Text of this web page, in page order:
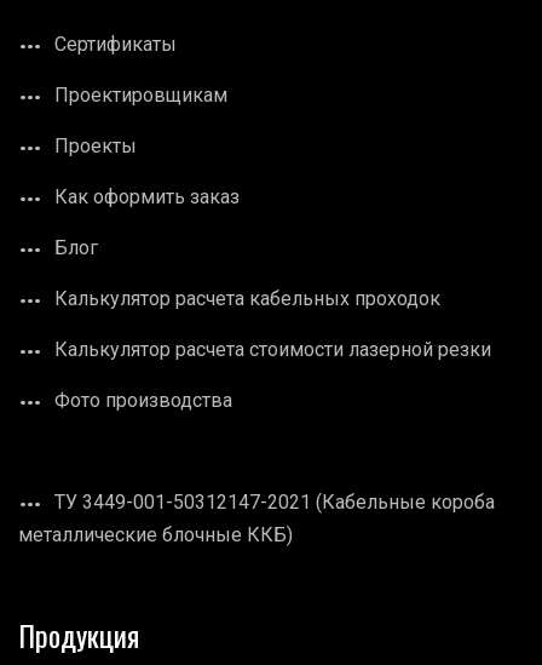
Сертификаты
Проектировщикам
Проекты
Как оформить заказ
Блог
Калькулятор расчета кабельных проходок
Калькулятор расчета стоимости лазерной резки
Фото производства
ТУ 3449-001-50312147-2021 (Кабельные короба
металлические блочные ККБ)
Продукция